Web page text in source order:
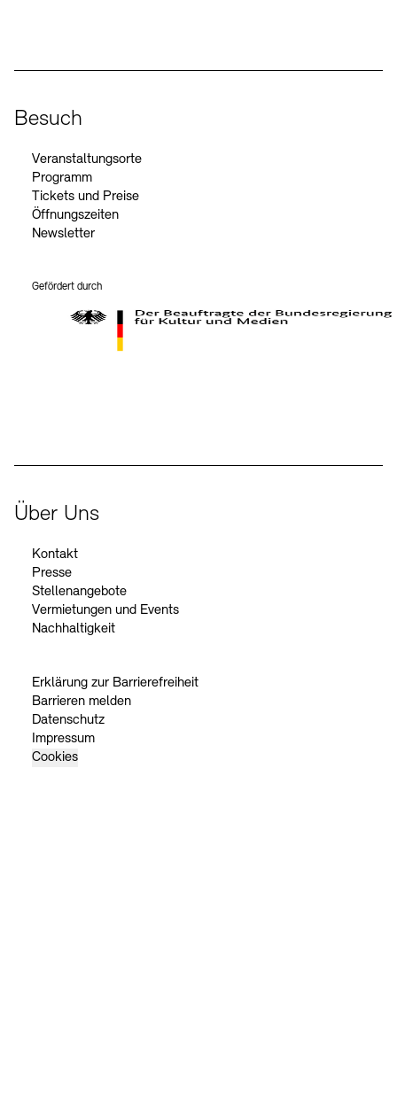
Besuch
Veranstaltungsorte
Programm
Tickets und Preise
Öffnungszeiten
Newsletter
Gefördert durch
Über Uns
Kontakt
Presse
Stellenangebote
Vermietungen und Events
Nachhaltigkeit
Erklärung zur Barrierefreiheit
Barrieren melden
Datenschutz
Impressum
Cookies